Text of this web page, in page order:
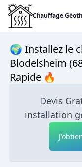
Chauffage
🌍 Installez le
Blodelsheim
Rapide 🔥
Devis
installation